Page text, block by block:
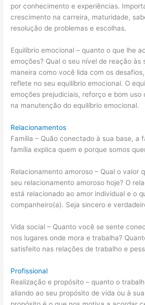
por conhecimento e experiências.
crescimento na carreira, maturidade,
resolução de problemas e escolhas.
Equilíbrio emocional – quanto o que lhe
emoções? Qual o seu nível de reação às
maneira como você lida com os
reflete no seu equilíbrio emocional. O
emoções prejudiciais, reforço e bom uso
na manutenção do equilíbrio emocional.
Relacionamentos
Família – Quão conectado à sua base, a
família explica quem e porque somos
Relacionamento amoroso – Qual o valor
seu relacionamento amoroso hoje? O
está relacionado ao amor individual e o
companheiro(a). Seja sincero e
Vida social – Quanto você se sente
nos lugares onde mora e trabalha?
satisfeito nas relações de trabalho e
Profissional
Realização e propósito – quanto o
aliando ao seu propósito de vida ou à